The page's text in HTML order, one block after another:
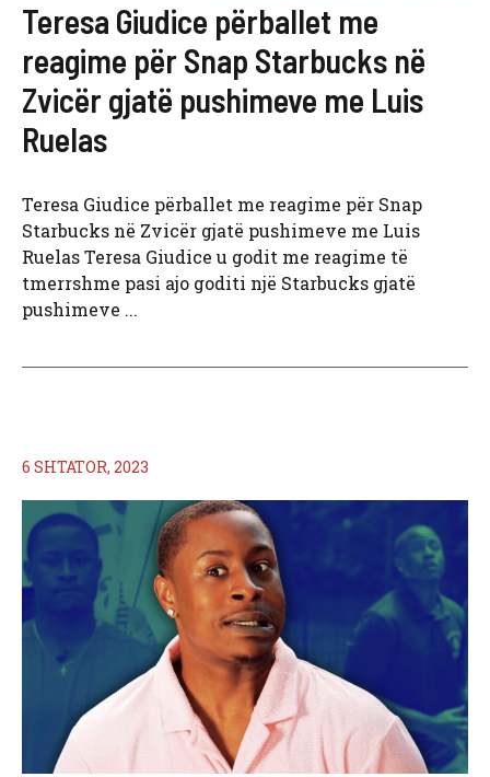
Teresa Giudice përballet me
reagime për Snap Starbucks në
Zvicër gjatë pushimeve me Luis
Ruelas
Teresa Giudice përballet me reagime për Snap
Starbucks në Zvicër gjatë pushimeve me Luis
Ruelas Teresa Giudice u godit me reagime të
tmerrshme pasi ajo goditi një Starbucks gjatë
pushimeve ...
6 SHTATOR, 2023